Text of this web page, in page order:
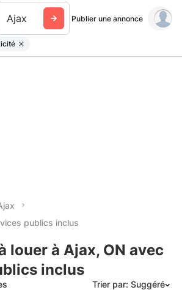
Ajax Publier une annonce
publics inclus
louer à Ajax, ON avec
inclus
Trier par: Suggéré